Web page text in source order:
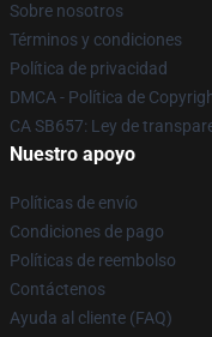
Sobre nosotros
Términos y condiciones
Política de privacidad
DMCA - Política de
CA SB657: Ley de
Nuestro apoyo
Políticas de envío
Condiciones de pago
Políticas de reembolso
Contáctenos
Ayuda al cliente (FAQ)